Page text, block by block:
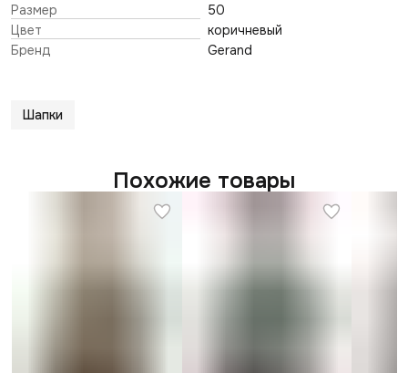
Размер
50
Цвет
коричневый
Бренд
Gerand
Шапки
Похожие товары